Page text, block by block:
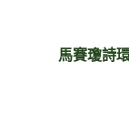
馬賽瓊詩